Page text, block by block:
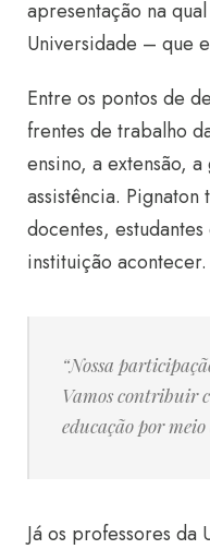
apresentação na
Universidade – que
Entre os pontos de
frentes de trabalho
ensino, a extensão,
assistência.
docentes,
instituição acontecer.
“Nossa
Vamos contribuir
educação por
Já os professores da